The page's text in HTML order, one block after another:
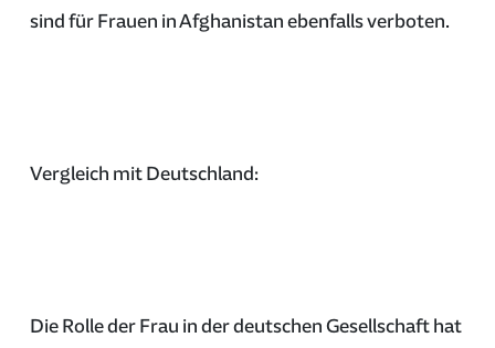
sind für Frauen in Afghanistan ebenfalls verboten.
Vergleich mit Deutschland:
Die Rolle der Frau in der deutschen Gesellschaft hat